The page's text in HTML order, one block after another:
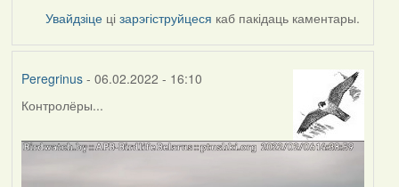
Увайдзіце цізарэгіструйцеся каб пакідаць каментары.
Peregrinus- 06.02.2022 - 16:10
Контролёры...